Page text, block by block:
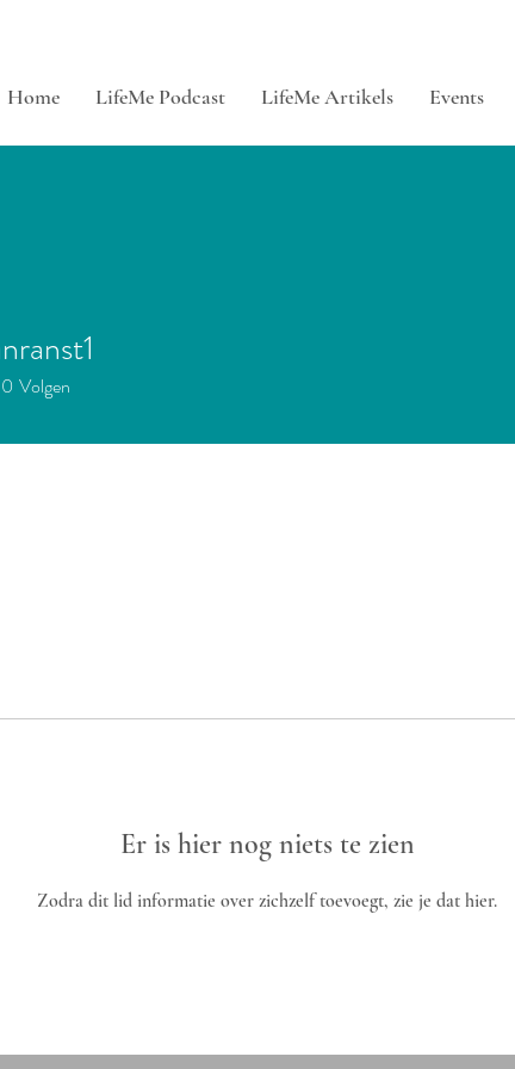
Home
LifeMe Podcast LifeMe Artikels Events
Er is hier nog niets te zien
Zodra dit lid informatie over zichzelf toevoegt, zie je dat hier.
0 Volgen